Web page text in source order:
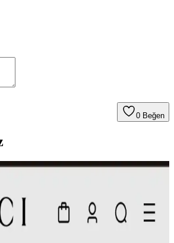
0 Beğen
özgün seramik tavşan figürleri ve doğal
işlevselliği bir araya getiriyor. Kullanıcı